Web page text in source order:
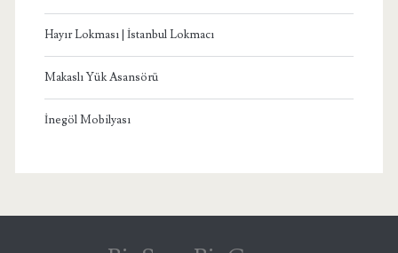
Hayır Lokması | İstanbul Lokmacı
Makaslı Yük Asansörü
İnegöl Mobilyası